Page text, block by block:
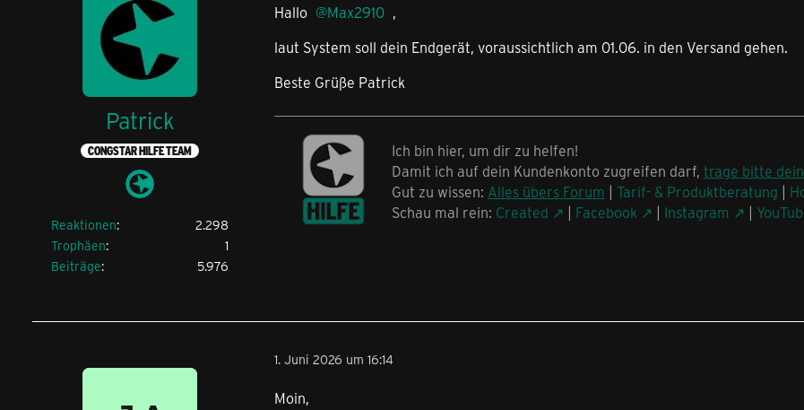
Patrick
CONGSTAR HILFE TEAM
Reaktionen
2.298
Trophäen
1
Beiträge
5.976
Hallo Max2910 ,
laut System soll dein Endgerät, voraussichtlich am 01.06. in den Versand gehen.
Beste Grüße Patrick
Ich bin hier, um dir zu helfen!
Damit ich auf dein Kundenkonto zugreifen darf, trage bitte
Gut zu wissen: Alles übers Forum | Tarif- & Produktberatung |
Schau mal rein: Created | Facebook | Instagram |
1. Juni 2026 um 16:14
Moin,